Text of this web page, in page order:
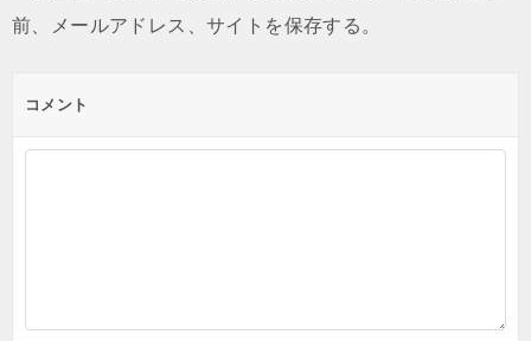
前、メールアドレス、サイトを保存する。
コメント